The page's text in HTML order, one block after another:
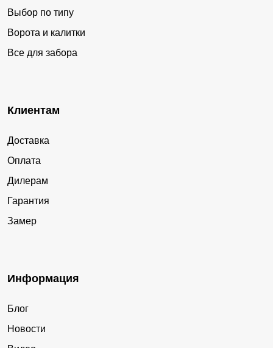
Выбор по типу
Ворота и калитки
Все для забора
Клиентам
Доставка
Оплата
Дилерам
Гарантия
Замер
Информация
Блог
Новости